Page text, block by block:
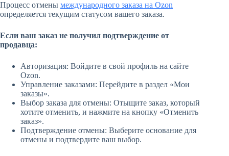
Процесс отмены международного заказа на Ozon
определяется текущим статусом вашего заказа.
Если ваш заказ не получил подтверждение от
продавца:
Авторизация: Войдите в свой профиль на сайте
Ozon.
Управление заказами: Перейдите в раздел «Мои
заказы».
Выбор заказа для отмены: Отыщите заказ, который
хотите отменить, и нажмите на кнопку «Отменить
заказ».
Подтверждение отмены: Выберите основание для
отмены и подтвердите ваш выбор.